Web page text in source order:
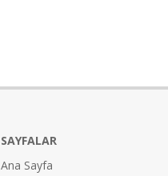
SAYFALAR
Ana Sayfa